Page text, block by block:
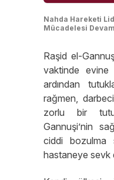
Nahda Hareketi
Mücadelesi
Raşid el-
vaktinde evine
ardından
rağmen,
zorlu bir
Gannuşi’nin
ciddi bozulma
hastaneye sevk